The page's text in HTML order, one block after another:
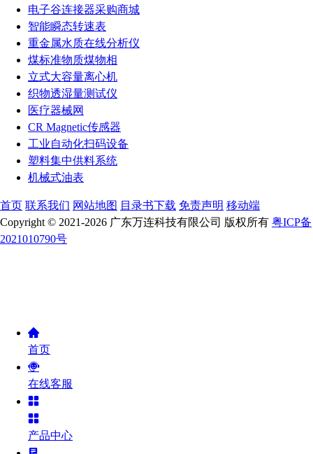
电子谷连接器采购商城
智能瞬态转速表
重金属水质在线分析仪
煤标准物质煤物相
立式大容量离心机
织物透湿量测试仪
医疗器械网
CR Magnetic传感器
工业自动化扫码设备
塑料集中供料系统
机械式油表
首页 联系我们 网站地图 目录书下载 免责声明 移动端
Copyright © 2021-2026 广东万连科技有限公司 版权所有 粤ICP备
2021010790号
首页
在线客服
产品中心